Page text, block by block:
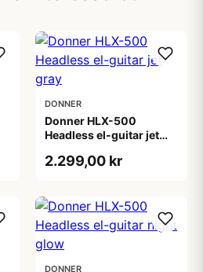
DONNER
Donner HLX-500
Headless el-guitar jet
2.299,00 kr
DONNER